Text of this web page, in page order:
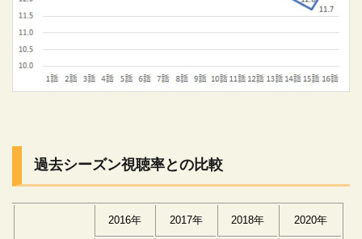
過去シーズン視聴率との比較
2016年 2017年 2018年 2020年